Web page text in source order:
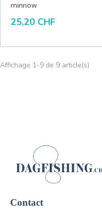
minnow
25,20 CHF
Affichage 1-9 de 9 article(s)
Contact